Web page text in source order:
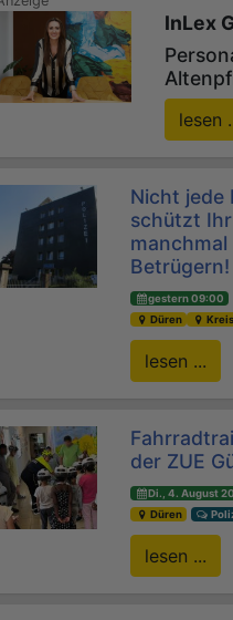
InLex
lesen
Nicht jede
schützt
Betrügern!
gestern 09:00
Düren
lesen ...
der ZUE
Di., 4. August
Düren
lesen ...